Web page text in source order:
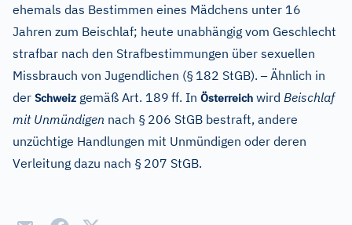
ehemals das Bestimmen eines Mädchens unter 16
Jahren zum Beischlaf; heute unabhängig vom Geschlecht
strafbar nach den Strafbestimmungen über sexuellen
Missbrauch von Jugendlichen (§ 182 StGB).–Ähnlich in
der Schweiz gemäß Art. 189 ff. In Österreich wird Beischlaf
mit Unmündigen nach § 206 StGB bestraft, andere
unzüchtige Handlungen mit Unmündigen oder deren
Verleitung dazu nach § 207 StGB.